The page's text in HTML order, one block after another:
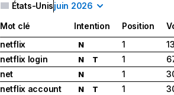
États-Unisjuin 2026
Mot clé Intention Position
netflix
N 1
netflix login
N T 1
net
N 1
netflix account
N T 1